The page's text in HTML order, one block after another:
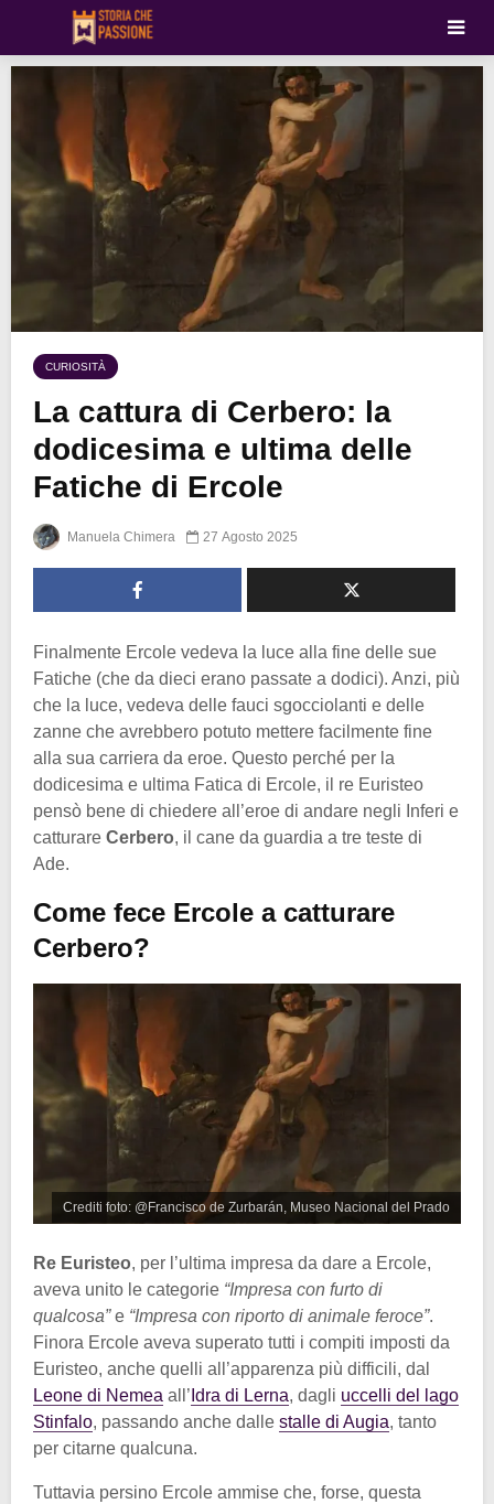
CURIOSITÀ
La cattura di Cerbero: la
dodicesima e ultima delle
Fatiche di Ercole
Manuela Chimera 27 Agosto 2025
Finalmente Ercole vedeva la luce alla fine delle sue
Fatiche (che da dieci erano passate a dodici). Anzi, più
che la luce, vedeva delle fauci sgocciolanti e delle
zanne che avrebbero potuto mettere facilmente fine
alla sua carriera da eroe. Questo perché per la
dodicesima e ultima Fatica di Ercole, il re Euristeo
pensò bene di chiedere all’eroe di andare negli Inferi e
catturare Cerbero, il cane da guardia a tre teste di
Ade.
Come fece Ercole a catturare
Cerbero?
Crediti foto: @Francisco de Zurbarán, Museo Nacional del Prado
Re Euristeo, per l’ultima impresa da dare a Ercole,
aveva unito le categorie “Impresa con furto di
qualcosa”e “Impresa con riporto di animale feroce”.
Finora Ercole aveva superato tutti i compiti imposti da
Euristeo, anche quelli all’apparenza più difficili, dal
Leone di Nemea all’ Idra di Lerna, dagli uccelli del lago
Stinfalo, passando anche dalle stalle di Augia, tanto
per citarne qualcuna.
Tuttavia persino Ercole ammise che, forse, questa